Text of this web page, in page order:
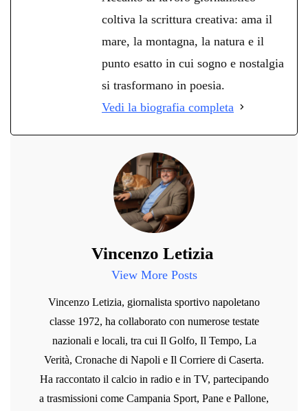
coltiva la scrittura creativa: ama il
mare, la montagna, la natura e il
punto esatto in cui sogno e nostalgia
si trasformano in poesia.
Vedi la biografia completa
Vincenzo Letizia
View More Posts
Vincenzo Letizia, giornalista sportivo napoletano
classe 1972, ha collaborato con numerose testate
nazionali e locali, tra cui Il Golfo, Il Tempo, La
Verità, Cronache di Napoli e Il Corriere di Caserta.
Ha raccontato il calcio in radio e in TV, partecipando
a trasmissioni come Campania Sport, Pane e Pallone,